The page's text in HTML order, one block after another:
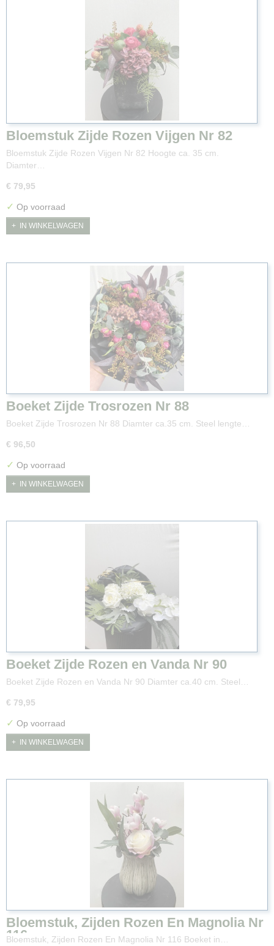
Bloemstuk Zijde Rozen Vijgen Nr 82
Bloemstuk Zijde Rozen Vijgen Nr 82 Hoogte ca. 35 cm.
Diamter…
€ 79,95
✓ Op voorraad
IN WINKELWAGEN
Boeket Zijde Trosrozen Nr 88
Boeket Zijde Trosrozen Nr 88 Diamter ca.35 cm. Steel lengte…
€ 96,50
✓ Op voorraad
IN WINKELWAGEN
Boeket Zijde Rozen en Vanda Nr 90
Boeket Zijde Rozen en Vanda Nr 90 Diamter ca.40 cm. Steel…
€ 79,95
✓ Op voorraad
IN WINKELWAGEN
Bloemstuk, Zijden Rozen En Magnolia Nr
116
Bloemstuk, Zijden Rozen En Magnolia Nr 116 Boeket in…